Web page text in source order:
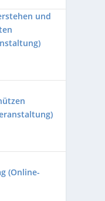
und
(Online-